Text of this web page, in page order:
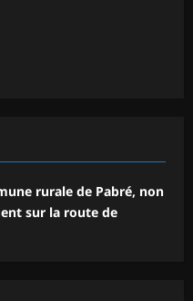
rurale de Pabré, non
sur la route de